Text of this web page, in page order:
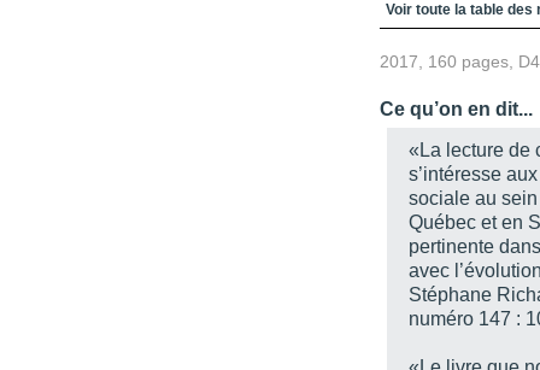
Préface
Une gestion de plus
Une autorité qui se
Une
Des conséquences
Des ouvertures
Introduction
Voir toute la table des
2017, 160 pages,
Ce qu’on en dit...
«La lecture de
s’intéresse
sociale au
Québec et en
pertinente
avec
Stéphane
numéro 147 :